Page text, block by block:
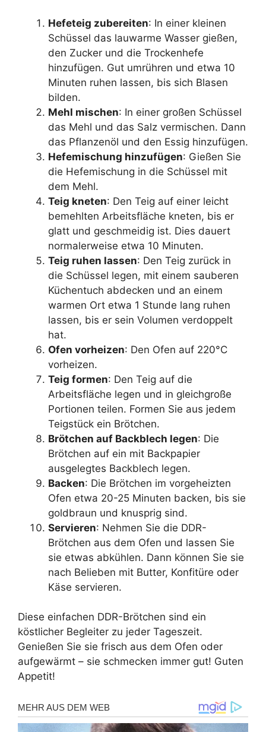
Hefeteig zubereiten: In einer kleinen
Schüssel das lauwarme Wasser gießen,
den Zucker und die Trockenhefe
hinzufügen. Gut umrühren und etwa 10
Minuten ruhen lassen, bis sich Blasen
bilden.
Mehl mischen: In einer großen Schüssel
das Mehl und das Salz vermischen. Dann
das Pflanzenöl und den Essig hinzufügen.
Hefemischung hinzufügen: Gießen Sie
die Hefemischung in die Schüssel mit
dem Mehl.
Teig kneten: Den Teig auf einer leicht
bemehlten Arbeitsfläche kneten, bis er
glatt und geschmeidig ist. Dies dauert
normalerweise etwa 10 Minuten.
Teig ruhen lassen: Den Teig zurück in
die Schüssel legen, mit einem sauberen
Küchentuch abdecken und an einem
warmen Ort etwa 1 Stunde lang ruhen
lassen, bis er sein Volumen verdoppelt
hat.
Ofen vorheizen: Den Ofen auf 220°C
vorheizen.
Teig formen: Den Teig auf die
Arbeitsfläche legen und in gleichgroße
Portionen teilen. Formen Sie aus jedem
Teigstück ein Brötchen.
Brötchen auf Backblech legen: Die
Brötchen auf ein mit Backpapier
ausgelegtes Backblech legen.
Backen: Die Brötchen im vorgeheizten
Ofen etwa 20-25 Minuten backen, bis sie
goldbraun und knusprig sind.
Servieren: Nehmen Sie die DDR-
Brötchen aus dem Ofen und lassen Sie
sie etwas abkühlen. Dann können Sie sie
nach Belieben mit Butter, Konfitüre oder
Käse servieren.
Diese einfachen DDR-Brötchen sind ein
köstlicher Begleiter zu jeder Tageszeit.
Genießen Sie sie frisch aus dem Ofen oder
aufgewärmt – sie schmecken immer gut! Guten
Appetit!